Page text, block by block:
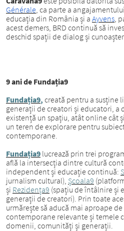
Générale, ca parte a
educația din România și a Ayvens,
acest demers, BRD continuă să
deschid spații de dialog și
9 ani de Fundația9
Fundația9, creată pentru a susține
generații de creatori și educatori, a
existență un spațiu, atât online cât
un teren de explorare pentru
contemporane.
Fundația9 lucrează prin trei
află la intersecția dintre cultură
independent și educație continuă:
jurnalism cultural), Școala9
și Rezidența9 (spațiu de întâlnire și
generații de creatori). Prin toate
urmărește să aducă mai aproape
contemporane relevante și temele
domenii, comunități și generații.